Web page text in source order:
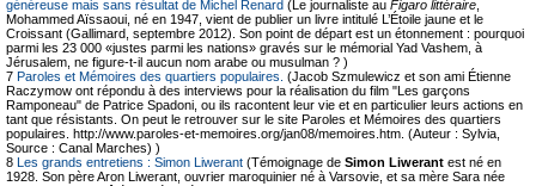
généreuse mais sans résultat de Michel Renard (Le journaliste au Figaro littéraire
Mohammed Aïssaoui, né en 1947, vient de publier un livre intitulé L’Étoile jaune et le
Croissant (Gallimard, septembre 2012). Son point de départ est un étonnement : pourquoi
parmi les 23 000 «justes parmi les nations» gravés sur le mémorial Yad Vashem, à
Jérusalem, ne figure-t-il aucun nom arabe ou musulman ? )
7 Paroles et Mémoires des quartiers populaires. (Jacob Szmulewicz et son ami Étienne
Raczymow ont répondu à des interviews pour la réalisation du film "Les garçons
Ramponeau" de Patrice Spadoni, ou ils racontent leur vie et en particulier leurs actions en
tant que résistants. On peut le retrouver sur le site Paroles et Mémoires des quartiers
populaires. http://www.paroles-et-memoires.org/jan08/memoires.htm. (Auteur : Sylvia,
Source : Canal Marches) )
8 Les grands entretiens : Simon Liwerant (Témoignage de Simon Liwerant est né en
1928. Son père Aron Liwerant, ouvrier maroquinier né à Varsovie, et sa mère Sara née